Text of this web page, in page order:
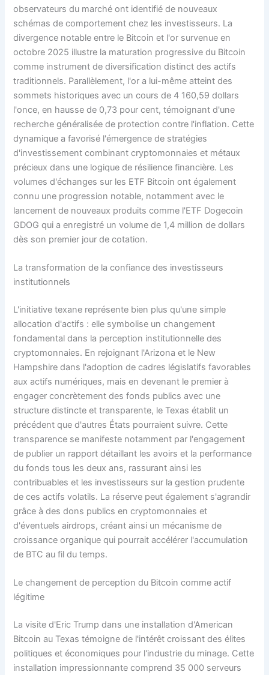
observateurs du marché ont identifié de nouveaux
schémas de comportement chez les investisseurs. La
divergence notable entre le Bitcoin et l'or survenue en
octobre 2025 illustre la maturation progressive du Bitcoin
comme instrument de diversification distinct des actifs
traditionnels. Parallèlement, l'or a lui-même atteint des
sommets historiques avec un cours de 4 160,59 dollars
l'once, en hausse de 0,73 pour cent, témoignant d'une
recherche généralisée de protection contre l'inflation. Cette
dynamique a favorisé l'émergence de stratégies
d'investissement combinant cryptomonnaies et métaux
précieux dans une logique de résilience financière. Les
volumes d'échanges sur les ETF Bitcoin ont également
connu une progression notable, notamment avec le
lancement de nouveaux produits comme l'ETF Dogecoin
GDOG qui a enregistré un volume de 1,4 million de dollars
dès son premier jour de cotation.
La transformation de la confiance des investisseurs
institutionnels
L'initiative texane représente bien plus qu'une simple
allocation d'actifs : elle symbolise un changement
fondamental dans la perception institutionnelle des
cryptomonnaies. En rejoignant l'Arizona et le New
Hampshire dans l'adoption de cadres législatifs favorables
aux actifs numériques, mais en devenant le premier à
engager concrètement des fonds publics avec une
structure distincte et transparente, le Texas établit un
précédent que d'autres États pourraient suivre. Cette
transparence se manifeste notamment par l'engagement
de publier un rapport détaillant les avoirs et la performance
du fonds tous les deux ans, rassurant ainsi les
contribuables et les investisseurs sur la gestion prudente
de ces actifs volatils. La réserve peut également s'agrandir
grâce à des dons publics en cryptomonnaies et
d'éventuels airdrops, créant ainsi un mécanisme de
croissance organique qui pourrait accélérer l'accumulation
de BTC au fil du temps.
Le changement de perception du Bitcoin comme actif
légitime
La visite d'Eric Trump dans une installation d'American
Bitcoin au Texas témoigne de l'intérêt croissant des élites
politiques et économiques pour l'industrie du minage. Cette
installation impressionnante comprend 35 000 serveurs